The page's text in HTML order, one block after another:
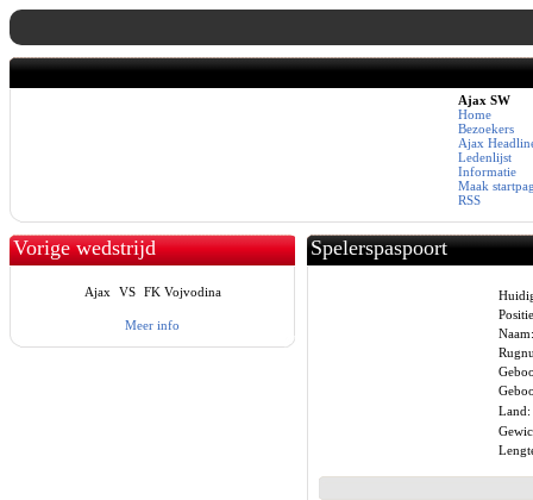
Ajax SW
Home
Bezoekers
Ajax
Ledenlijst
Informatie
Maak
RSS
Vorige wedstrijd
Ajax VS FK Vojvodina
Meer info
Spelerspaspoort
Naam:
Land: